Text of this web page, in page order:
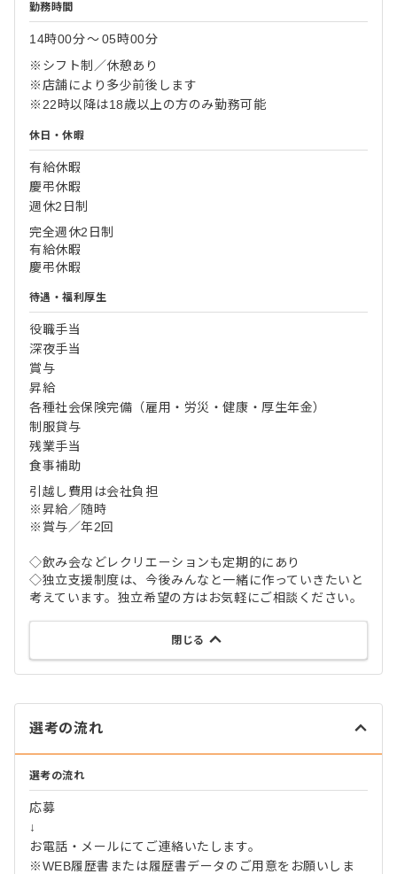
勤務時間
14時00分〜05時00分
※シフト制／休憩あり
※店舗により多少前後します
※22時以降は18歳以上の方のみ勤務可能
休日・休暇
有給休暇
慶弔休暇
週休2日制
完全週休2日制
有給休暇
慶弔休暇
待遇・福利厚生
役職手当
深夜手当
賞与
昇給
各種社会保険完備（雇用・労災・健康・厚生年金）
制服貸与
残業手当
食事補助
引越し費用は会社負担
※昇給／随時
※賞与／年2回
◇飲み会などレクリエーションも定期的にあり
◇独立支援制度は、今後みんなと一緒に作っていきたいと
考えています。独立希望の方はお気軽にご相談ください。
閉じる
選考の流れ
選考の流れ
応募
↓
お電話・メールにてご連絡いたします。
※WEB履歴書または履歴書データのご用意をお願いしま